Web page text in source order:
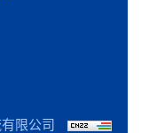
限公司